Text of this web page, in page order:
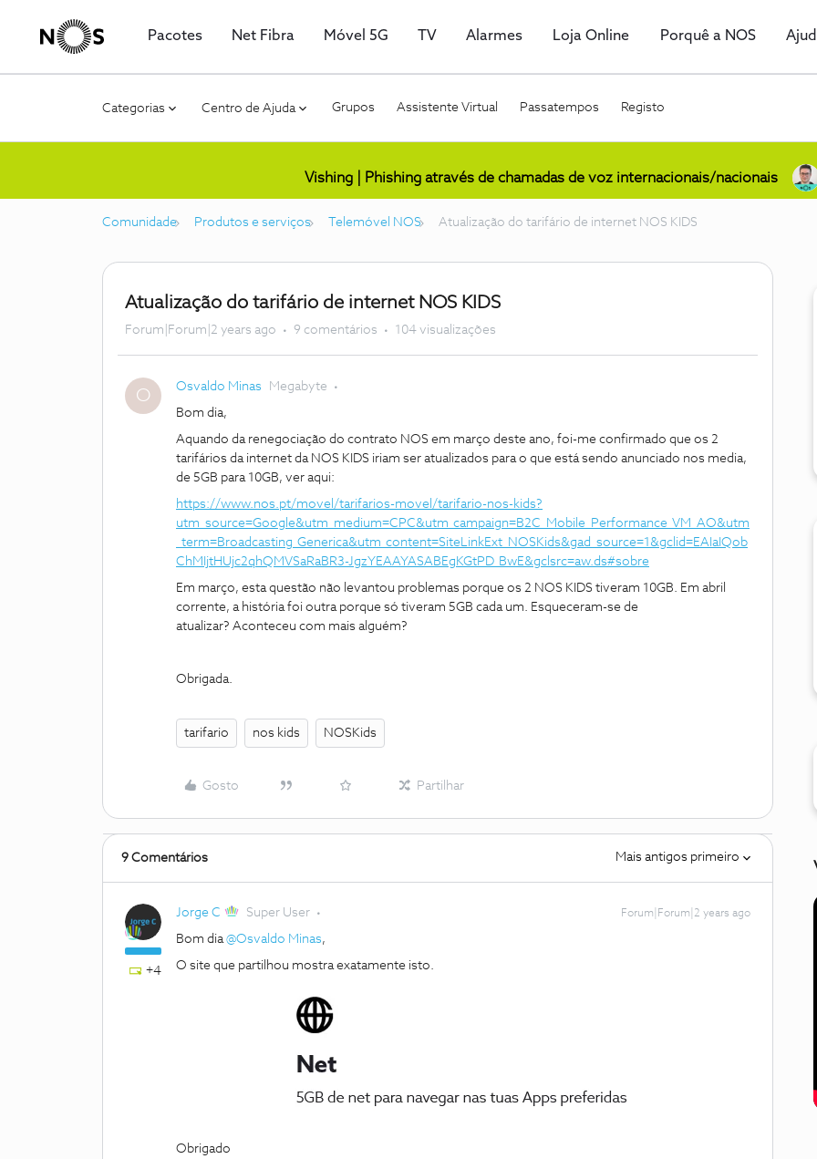
Pacotes Net Fibra Móvel 5G TV Alarmes Loja Online Porquê a NOS
Categorias Centro de Ajuda Grupos Assistente Virtual Passatempos Registo
Vishing | Phishing através de chamadas de voz internacionais/nacionais
Comunidade Produtos e serviços Telemóvel NOS Atualização do tarifário de internet NOS KIDS
Atualização do tarifário de internet NOS KIDS
Forum|Forum|2 years ago 9 comentários 104 visualizações
O Osvaldo Minas Megabyte
Bom dia,
Aquando da renegociação do contrato NOS em março deste ano, foi-me confirmado que os 2
tarifários da internet da NOS KIDS iriam ser atualizados para o que está sendo anunciado nos media,
de 5GB para 10GB, ver aqui:
https://www.nos.pt/movel/tarifarios-movel/tarifario-nos-kids?
utm_source=Google&utm_medium=CPC&utm_campaign=B2C_Mobile_Performance_VM_AO&utm
_term=Broadcasting_Generica&utm_content=SiteLinkExt_NOSKids&gad_source=1&gclid=EAIaIQob
ChMIjtHUjc2qhQMVSaRaBR3-JgzYEAAYASABEgKGtPD_BwE&gclsrc=aw.ds#sobre
Em março, esta questão não levantou problemas porque os 2 NOS KIDS tiveram 10GB. Em abril
corrente, a história foi outra porque só tiveram 5GB cada um. Esqueceram-se de
atualizar? Aconteceu com mais alguém?
Obrigada.
tarifario nos kids NOSKids
Gosto Partilhar
9 Comentários Mais antigos primeiro
+4
Jorge C Super User Forum|Forum|2 years ago
Bom dia@Osvaldo Minas,
O site que partilhou mostra exatamente isto.
Obrigado